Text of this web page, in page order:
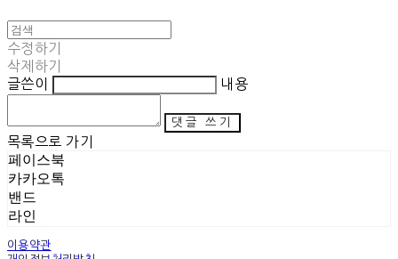
수정하기
삭제하기
글쓴이
내용
댓글 쓰기
목록으로 가기
페이스북
카카오톡
밴드
라인
이용약관